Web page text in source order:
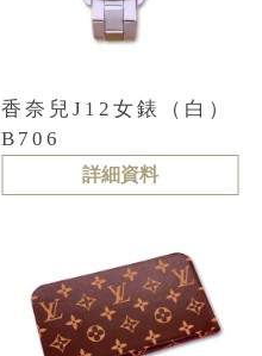
香奈兒J12女錶（白）
B706
詳細資料